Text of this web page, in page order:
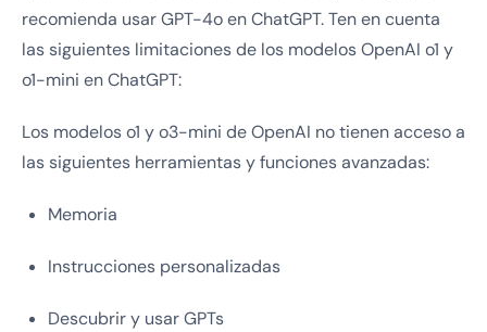
recomienda usar GPT-4o en ChatGPT. Ten en cuenta
las siguientes limitaciones de los modelos OpenAI o1 y
o1-mini en ChatGPT:
Los modelos o1 y o3-mini de OpenAI no tienen acceso a
las siguientes herramientas y funciones avanzadas:
Memoria
Instrucciones personalizadas
Descubrir y usar GPTs